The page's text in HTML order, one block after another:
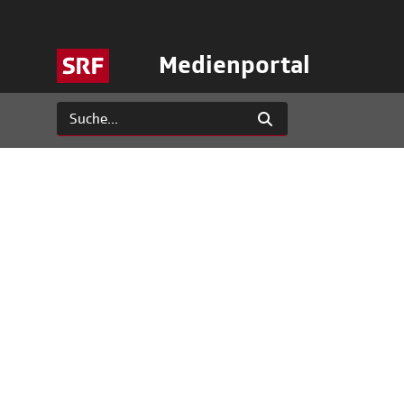
Medienportal